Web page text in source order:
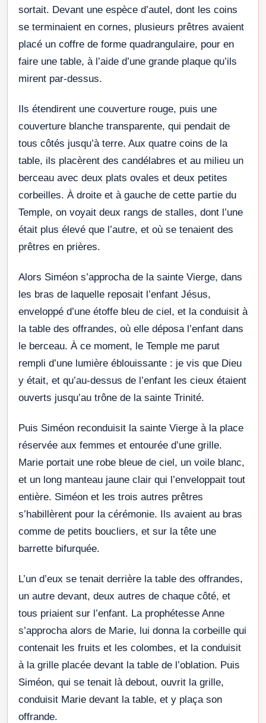
sortait. Devant une espèce d’autel, dont les coins
se terminaient en cornes, plusieurs prêtres avaient
placé un coffre de forme quadrangulaire, pour en
faire une table, à l’aide d’une grande plaque qu’ils
mirent par-dessus.
Ils étendirent une couverture rouge, puis une
couverture blanche transparente, qui pendait de
tous côtés jusqu’à terre. Aux quatre coins de la
table, ils placèrent des candélabres et au milieu un
berceau avec deux plats ovales et deux petites
corbeilles. À droite et à gauche de cette partie du
Temple, on voyait deux rangs de stalles, dont l’une
était plus élevé que l’autre, et où se tenaient des
prêtres en prières.
Alors Siméon s’approcha de la sainte Vierge, dans
les bras de laquelle reposait l’enfant Jésus,
enveloppé d’une étoffe bleu de ciel, et la conduisit à
la table des offrandes, où elle déposa l’enfant dans
le berceau. À ce moment, le Temple me parut
rempli d’une lumière éblouissante : je vis que Dieu
y était, et qu’au-dessus de l’enfant les cieux étaient
ouverts jusqu’au trône de la sainte Trinité.
Puis Siméon reconduisit la sainte Vierge à la place
réservée aux femmes et entourée d’une grille.
Marie portait une robe bleue de ciel, un voile blanc,
et un long manteau jaune clair qui l’enveloppait tout
entière. Siméon et les trois autres prêtres
s’habillèrent pour la cérémonie. Ils avaient au bras
comme de petits boucliers, et sur la tête une
barrette bifurquée.
L’un d’eux se tenait derrière la table des offrandes,
un autre devant, deux autres de chaque côté, et
tous priaient sur l’enfant. La prophétesse Anne
s’approcha alors de Marie, lui donna la corbeille qui
contenait les fruits et les colombes, et la conduisit
à la grille placée devant la table de l’oblation. Puis
Siméon, qui se tenait là debout, ouvrit la grille,
conduisit Marie devant la table, et y plaça son
offrande.